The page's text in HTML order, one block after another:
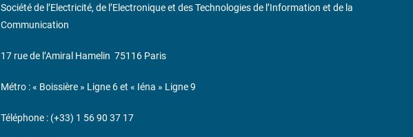
Société de l’Electricité, de l’Electronique et des Technologies de l’Information et de la
Communication
17 rue de l’Amiral Hamelin 75116 Paris
Métro : « Boissière » Ligne 6 et « Iéna » Ligne 9
Téléphone : (+33) 1 56 90 37 17